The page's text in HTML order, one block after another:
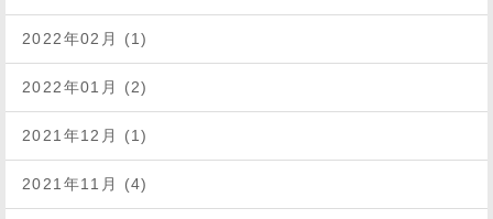
2022年02月 (1)
2022年01月 (2)
2021年12月 (1)
2021年11月 (4)